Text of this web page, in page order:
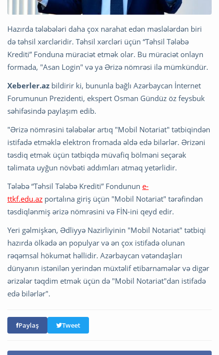
Hazırda tələbələri daha çox narahat edən məslələrdən biri
də təhsil xərcləridir. Təhsil xərcləri üçün “Təhsil Tələbə
Krediti” Fonduna müraciət etmək olar. Bu müraciət onlayn
formada, "Asan Login" və ya Ərizə nömrəsi ilə mümkündür.
Xeberler.az bildirir ki, bununla bağlı Azərbaycan İnternet
Forumunun Prezidenti, ekspert Osman Gündüz öz feysbuk
səhifəsində paylaşım edib.
"Ərizə nömrəsini tələbələr artıq "Mobil Notariat" tətbiqindən
istifadə etməklə elektron fromada əldə edə bilərlər. Ərizəni
təsdiq etmək üçün tətbiqdə müvafiq bölməni seçərək
təlimata uyğun növbəti addımları atmaq yetərlidir.
Tələbə “Təhsil Tələbə Krediti” Fondunun e-
ttkf.edu.az portalına giriş üçün "Mobil Notariat" tərəfindən
təsdiqlənmiş ərizə nömrəsini və FİN-ini qeyd edir.
Yeri gəlmişkən, Ədliyyə Nazirliyinin "Mobil Notariat" tətbiqi
hazırda ölkədə ən populyar və ən çox istifadə olunan
rəqəmsal hökumət həllidir. Azərbaycan vətəndaşları
dünyanın istənilən yerindən müxtəlif etibarnamələr və digər
ərizələr təqdim etmək üçün də "Mobil Notariat"dan istifadə
edə bilərlər".
Paylaş Tweet